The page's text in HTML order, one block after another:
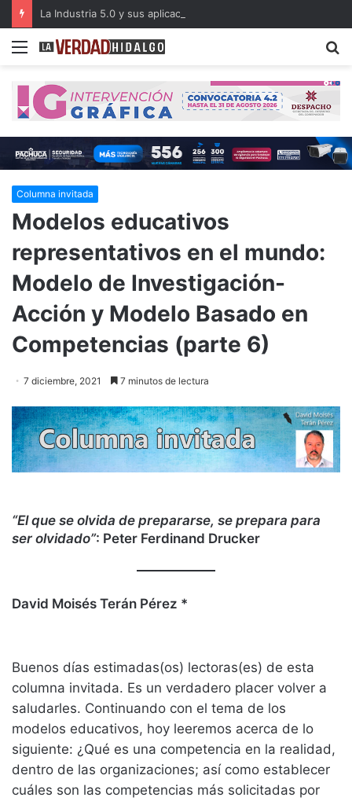
Menu
Columna invitada
Modelos educativos
representativos en el mundo:
Modelo de Investigación-
Acción y Modelo Basado en
Competencias (parte 6)
7 diciembre, 2021 7 minutos de lectura
“El que se olvida de prepararse, se prepara para
ser olvidado”: Peter Ferdinand Drucker
David Moisés Terán Pérez *
Buenos días estimadas(os) lectoras(es) de esta
columna invitada. Es un verdadero placer volver a
saludarles. Continuando con el tema de los
modelos educativos, hoy leeremos acerca de lo
siguiente: ¿Qué es una competencia en la realidad,
dentro de las organizaciones; así como establecer
cuáles son las competencias más solicitadas por